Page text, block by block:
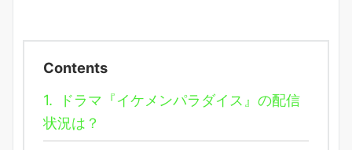
Contents
1.
ドラマ『イケメンパラダイス』の配信
状況は？